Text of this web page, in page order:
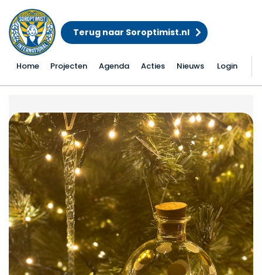
Terug naar Soroptimist.nl
Home Projecten Agenda Acties Nieuws Login
Kerstdiner 2023 – bij